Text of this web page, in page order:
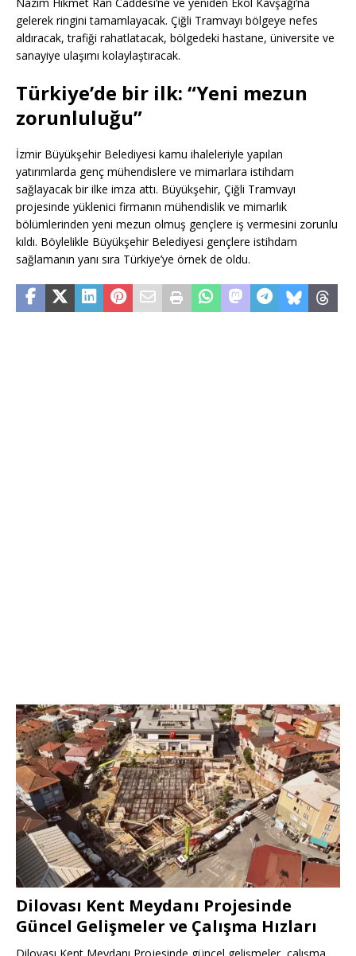
gelerek ringini tamamlayacak. Çiğli Tramvayı bölgeye nefes
aldıracak, trafiği rahatlatacak, bölgedeki hastane, üniversite ve
sanayiye ulaşımı kolaylaştıracak.
Türkiye’de bir ilk: “Yeni mezun
zorunluluğu”
İzmir Büyükşehir Belediyesi kamu ihaleleriyle yapılan
yatırımlarda genç mühendislere ve mimarlara istihdam
sağlayacak bir ilke imza attı. Büyükşehir, Çiğli Tramvayı
projesinde yüklenici firmanın mühendislik ve mimarlık
bölümlerinden yeni mezun olmuş gençlere iş vermesini zorunlu
kıldı. Böylelikle Büyükşehir Belediyesi gençlere istihdam
sağlamanın yanı sıra Türkiye’ye örnek de oldu.
Dilovası Kent Meydanı Projesinde
Güncel Gelişmeler ve Çalışma Hızları
Dilovası Kent Meydanı Projesinde güncel gelişmeler, çalışma